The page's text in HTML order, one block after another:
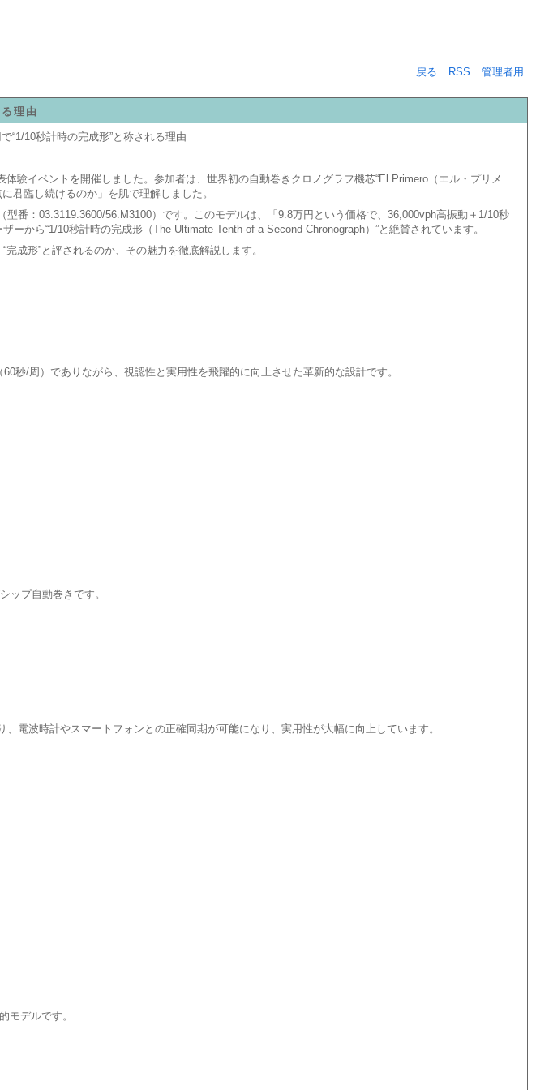
戻る
RSS 管理者用
理由
“1/10秒計時の完成形”と称される理由
験イベントを開催しました。参加者は、世界初の自動巻きクロノグラフ機芯“El Primero（エル・プリメ
君臨し続けるのか」を肌で理解しました。
番：03.3119.3600/56.M3100）です。このモデルは、「9.8万円という価格で、36,000vph高振動＋1/10秒
から“1/10秒計時の完成形（The Ultimate Tenth-of-a-Second Chronograph）”と絶賛されています。
成形”と評されるのか、その魅力を徹底解説します。
秒/周）でありながら、視認性と実用性を飛躍的に向上させた革新的な設計です。
ップ自動巻きです。
電波時計やスマートフォンとの正確同期が可能になり、実用性が大幅に向上しています。
モデルです。